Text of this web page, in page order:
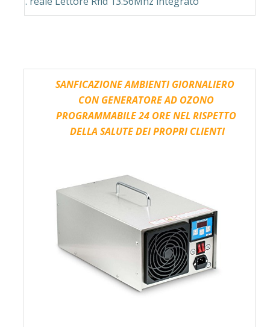
SANFICAZIONE AMBIENTI GIORNALIERO
CON GENERATORE AD OZONO
PROGRAMMABILE 24 ORE NEL RISPETTO
DELLA SALUTE DEI PROPRI CLIENTI